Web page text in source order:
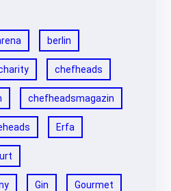
berlin
chefheads
chefheadsmagazin
Erfa
Gin Gourmet